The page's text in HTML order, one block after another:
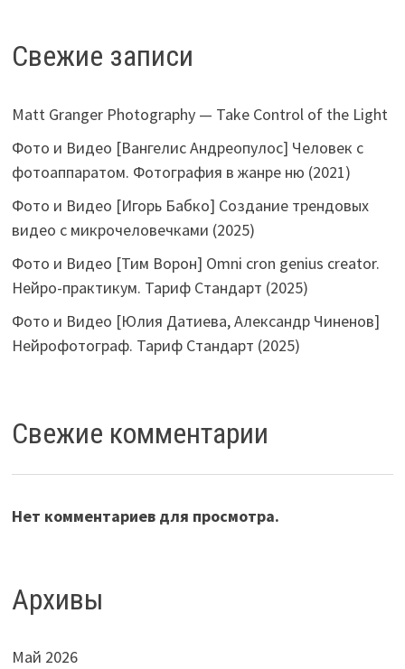
Свежие записи
Matt Granger Photography — Take Control of the Light
Фото и Видео [Вангелис Андреопулос] Человек с
фотоаппаратом. Фотография в жанре ню (2021)
Фото и Видео [Игорь Бабко] Создание трендовых
видео с микрочеловечками (2025)
Фото и Видео [Тим Ворон] Omni cron genius creator.
Нейро-практикум. Тариф Стандарт (2025)
Фото и Видео [Юлия Датиева, Александр Чиненов]
Нейрофотограф. Тариф Стандарт (2025)
Свежие комментарии
Нет комментариев для просмотра.
Архивы
Май 2026